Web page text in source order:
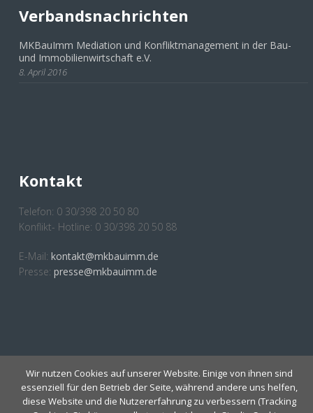
Verbandsnachrichten
MKBauImm Mediation und Konfliktmanagement in der Bau-
und Immobilienwirtschaft e.V.
8. April 2016
Kontakt
Telefon: 0 30/398 20 50 80
Konflikt- Hotline: 0 30/398 20 50 88
E-Mail: kontakt@mkbauimm.de
Presse: presse@mkbauimm.de
Wir nutzen Cookies auf unserer Website. Einige von ihnen sind
essenziell für den Betrieb der Seite, während andere uns helfen,
diese Website und die Nutzererfahrung zu verbessern (Tracking